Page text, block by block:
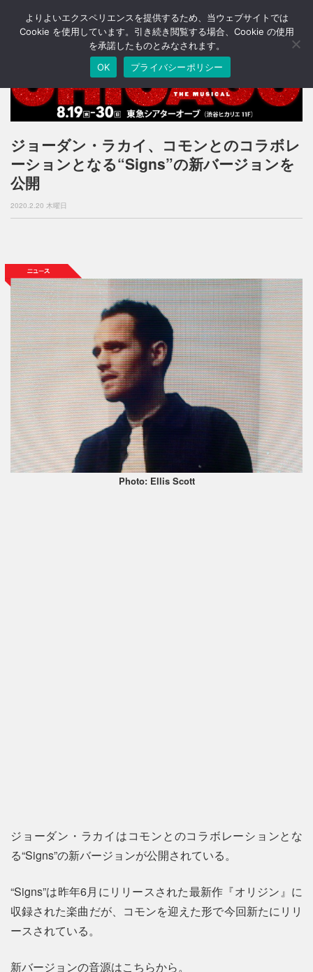
T
o
n
v
i
g
a
n
ジョーダン・ラカイ、コモンとのコラボレ
ーションとなる“Signs”の新バージョンを
公開
2020.2.20 木曜日
Photo: Ellis Scott
ジョーダン・ラカイはコモンとのコラボレーションとな
る“Signs”の新バージョンが公開されている。
“Signs”は昨年6月にリリースされた最新作『オリジン』に
収録された楽曲だが、コモンを迎えた形で今回新たにリリ
ースされている。
新バージョンの音源はこちらから。
よりよいエクスペリエンスを提供するため、当ウェブサイトでは
Cookie を使用しています。引き続き閲覧する場合、Cookie の使用
を承諾したものとみなされます。
OK
プライバシーポリシー